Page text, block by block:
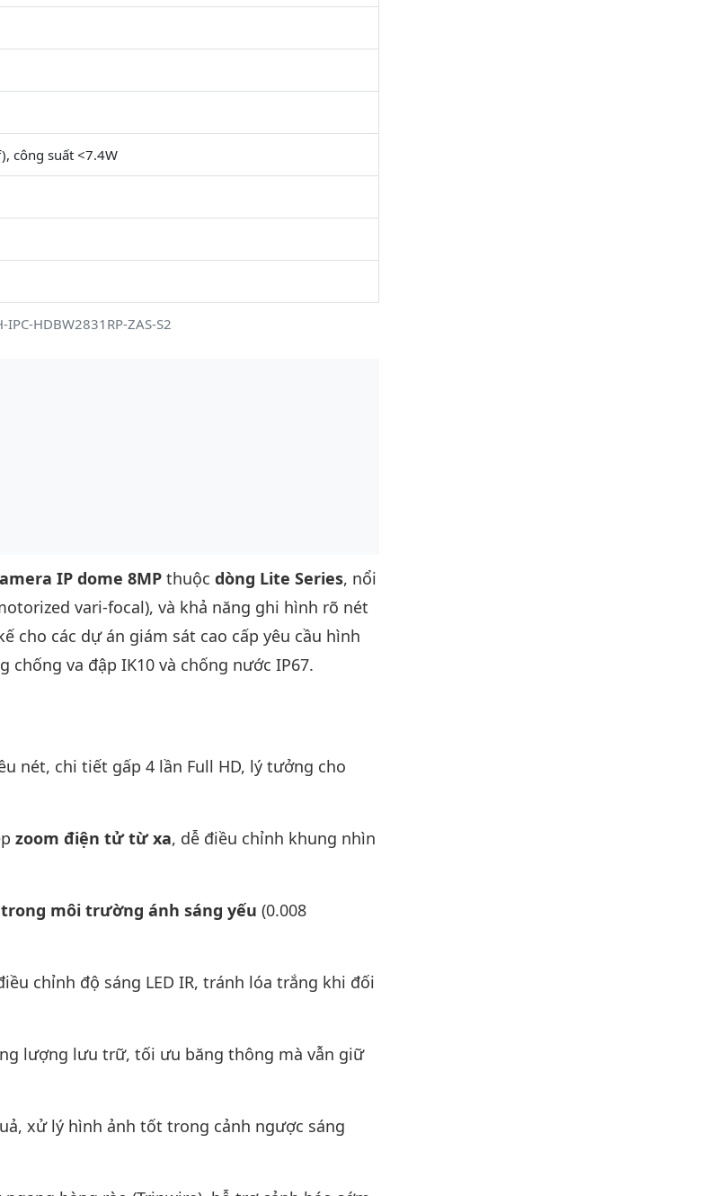
HDBW2831RP-ZAS-S2
công suất <7.4W
IP dome 8MP thuộc dòng Lite Series, nổi
vari-focal), và khả năng ghi hình rõ nét
cho các dự án giám sát cao cấp yêu cầu hình
va đập IK10 và chống nước IP67.
nét, chi tiết gấp 4 lần Full HD, lý tưởng cho
zoom điện tử từ xa, dễ điều chỉnh khung nhìn
môi trường ánh sáng yếu (0.008
chỉnh độ sáng LED IR, tránh lóa trắng khi đối
lượng lưu trữ, tối ưu băng thông mà vẫn giữ
xử lý hình ảnh tốt trong cảnh ngược sáng